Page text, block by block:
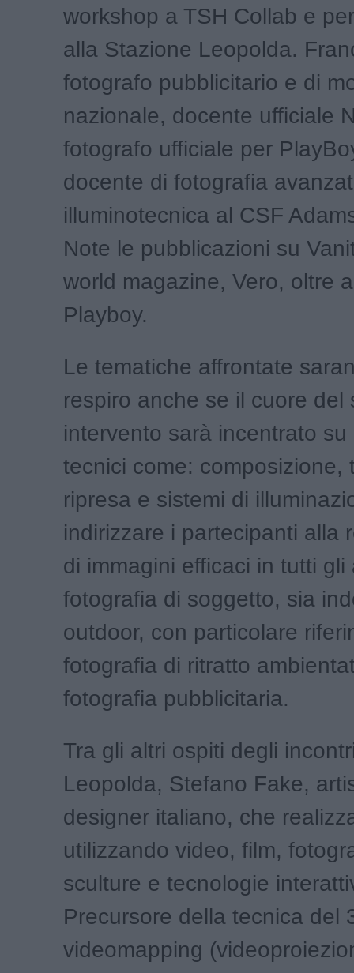
workshop a TSH Collab e
alla Stazione Leopolda.
fotografo pubblicitario e di
nazionale, docente ufficiale
fotografo ufficiale per
docente di fotografia
illuminotecnica al CSF
Note le pubblicazioni su
world magazine, Vero, oltre
Playboy.
Le tematiche affrontate
respiro anche se il cuore del
intervento sarà incentrato su
tecnici come: composizione,
ripresa e sistemi di
indirizzare i partecipanti alla
di immagini efficaci in tutti gli
fotografia di soggetto, sia
outdoor, con particolare
fotografia di ritratto
fotografia pubblicitaria.
Tra gli altri ospiti degli
Leopolda, Stefano Fake,
designer italiano, che
utilizzando video, film,
sculture e tecnologie
Precursore della tecnica del
videomapping